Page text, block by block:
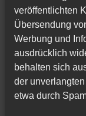
veröffentlichten
Übersendung
Werbung und
ausdrücklich
behalten sich
der
etwa durch